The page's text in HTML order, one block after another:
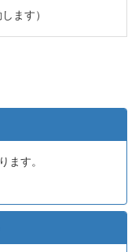
ます）
す。